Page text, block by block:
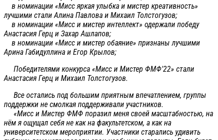
в номинации «Мисс яркая улыбка и мистер креативность»
лучшими стали Алина Павлова и Михаил Толстогузов;
в номинации «Мисс и мистер интеллект» одержали победу
Анастасия Герц и Захар Ашлапов;
в номинации «Мисс и мистер обаяние» признаны лучшими
Арина Габидуллина и Егор Крылов;
Победителями конкурса «Мисс и Мистер ФМФ'22» стали
Анастасия Герц и Михаил Толстогузов.
Все остались под большим приятным впечатлением, группы
поддержки не смолкая поддерживали участников.
«Мисс и Мистер ФМФ поразил меня своей масштабностью, на
нём я ощущал себя не как на факультетском, а как на
университетском мероприятии. Участники старались удивить